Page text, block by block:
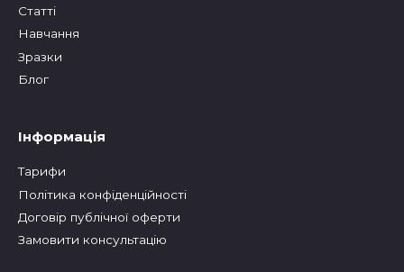
Статтi
Навчання
Зразки
Блог
Інформація
Тарифи
Політика конфіденційності
Договір публічної оферти
Замовити консультацію